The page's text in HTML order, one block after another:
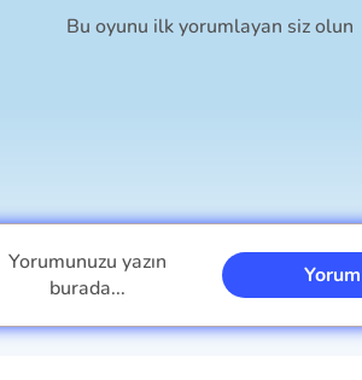
Bu oyunu ilk yorumlayan siz olun
Yorumunuzu yazın
burada...
Yorum